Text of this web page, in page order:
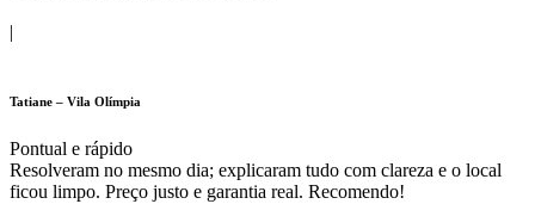
|
Tatiane – Vila Olímpia
Pontual e rápido
Resolveram no mesmo dia; explicaram tudo com clareza e o local
ficou limpo. Preço justo e garantia real. Recomendo!